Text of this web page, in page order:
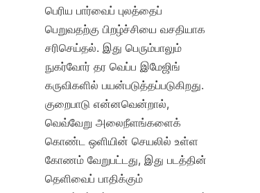
பெரிய பார்வைப் புலத்தைப்
பெறுவதற்கு பிறழ்ச்சியை வசதியாக
சரிசெய்தல். இது பெரும்பாலும்
நுகர்வோர் தர வெப்ப இமேஜிங்
கருவிகளில் பயன்படுத்தப்படுகிறது.
குறைபாடு என்னவென்றால்,
வெவ்வேறு அலைநீளங்களைக்
கொண்ட ஒளியின் செயலில் உள்ள
கோணம் வேறுபட்டது, இது படத்தின்
தெளிவைப் பாதிக்கும்